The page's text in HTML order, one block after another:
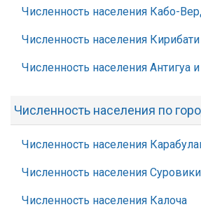
Численность населения Кабо-
Численность населения Кирибати
Численность населения Антигуа
Численность населения по
Численность населения
Численность населения
Численность населения Калоча